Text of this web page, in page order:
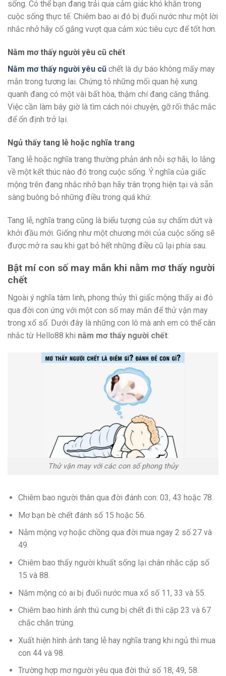
sống. Có thể bạn đang trải qua cảm giác khó khăn trong
cuộc sống thực tế. Chiêm bao ai đó bị đuối nước như một lời
nhắc nhở hãy cố gắng vượt qua cảm xúc tiêu cực để tốt hơn.
Nằm mơ thấy người yêu cũ chết
Nằm mơ thấy người yêu cũ chết là dự báo không mấy may
mắn trong tương lai. Chứng tỏ những mối quan hệ xung
quanh đang có một vài bất hòa, thậm chí đang căng thẳng.
Việc cần làm bây giờ là tìm cách nói chuyện, gỡ rối thắc mắc
để ổn định trở lại.
Ngủ thấy tang lễ hoặc nghĩa trang
Tang lễ hoặc nghĩa trang thường phản ánh nỗi sợ hãi, lo lắng
về một kết thúc nào đó trong cuộc sống. Ý nghĩa của giấc
mộng trên đang nhắc nhở bạn hãy trân trọng hiện tại và sẵn
sàng buông bỏ những điều trong quá khứ.
Tang lễ, nghĩa trang cũng là biểu tượng của sự chấm dứt và
khởi đầu mới. Giống như một chương mới của cuộc sống sẽ
được mở ra sau khi gạt bỏ hết những điều cũ lại phía sau.
Bật mí con số may mắn khi nằm mơ thấy người
chết
Ngoài ý nghĩa tâm linh, phong thủy thì giấc mộng thấy ai đó
qua đời con ứng với một con số may mắn để thử vận may
trong xổ số. Dưới đây là những con lô mà anh em có thể cân
nhắc từ Hello88 khi nằm mơ thấy người chết:
Thử vận may với các con số phong thủy
Chiêm bao người thân qua đời đánh con: 03, 43 hoặc 78.
Mơ bạn bè chết đánh số 15 hoặc 56.
Nằm mộng vợ hoặc chồng qua đời mua ngay 2 số 27 và
49.
Chiêm bao thấy người khuất sống lại chân nhắc cặp số
15 và 88.
Nằm mộng có ai bị đuối nước mua xổ số 11, 33 và 55.
Chiêm bao hình ảnh thú cưng bị chết đi thì cặp 23 và 67
chắc chắn trúng.
Xuất hiện hình ảnh tang lễ hay nghĩa trang khi ngủ thì mua
con 44 và 98.
Trường hợp mơ người yêu qua đời thử số 18, 49, 58.